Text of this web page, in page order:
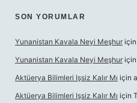
SON YORUMLAR
Yunanistan Kavala Neyi Meşhur için
Yunanistan Kavala Neyi Meşhur için
Aktüerya Bilimleri Işsiz Kalır Mı için
Aktüerya Bilimleri Işsiz Kalır Mı için